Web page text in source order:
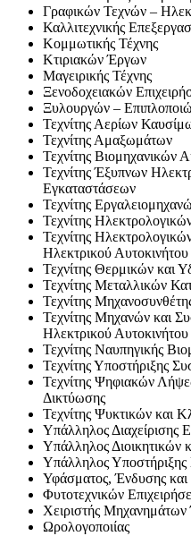
Γραφικών Τεχνών –
Καλλιτεχνικής
Κομμωτικής Τέχνης
Κτιριακών Έργων
Μαγειρικής Τέχνης
Ξενοδοχειακών
Ξυλουργών –
Τεχνίτης Αερίων
Τεχνίτης Αμαξωμάτων
Τεχνίτης Βιομηχανικών
Τεχνίτης Έξυπνων
Εγκαταστάσεων
Τεχνίτης
Τεχνίτης
Τεχνίτης
Ηλεκτρικού Αυτοκινήτου
Τεχνίτης Θερμικών και
Τεχνίτης Μεταλλικών
Τεχνίτης
Τεχνίτης Μηχανών και
Ηλεκτρικού Αυτοκινήτου
Τεχνίτης Ναυπηγικής
Τεχνίτης Υποστήριξης
Τεχνίτης Ψηφιακών
Δικτύωσης
Τεχνίτης Ψυκτικών και
Υπάλληλος Διαχείρισης
Υπάλληλος Διοικητικών
Υπάλληλος
Υφάσματος, Ένδυσης
Φυτοτεχνικών
Χειριστής
Ωρολογοποιίας